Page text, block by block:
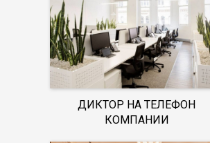
ДИКТОР НА ТЕЛЕФОН
КОМПАНИИ